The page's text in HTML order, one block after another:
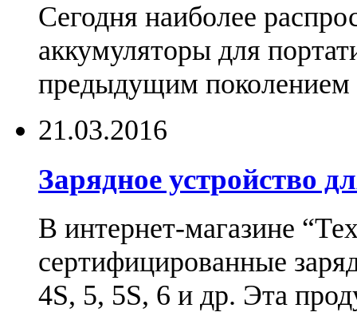
Сегодня наиболее
аккумуляторы для
предыдущим поколением
21.03.2016
Зарядное устройство
В интернет-магазине
сертифицированные
4S, 5, 5S, 6 и др. Эта